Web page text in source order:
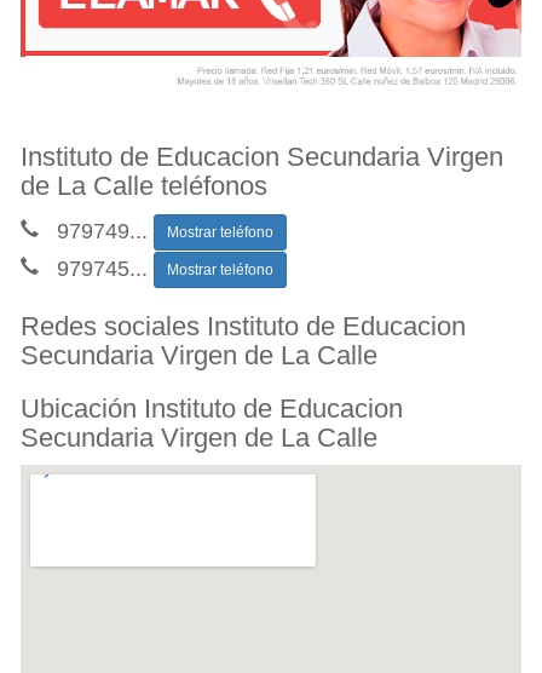
Instituto de Educacion Secundaria Virgen
de La Calle teléfonos
979749... Mostrar teléfono
979745... Mostrar teléfono
Redes sociales Instituto de Educacion
Secundaria Virgen de La Calle
Ubicación Instituto de Educacion
Secundaria Virgen de La Calle